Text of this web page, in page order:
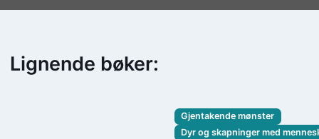
Lignende bøker:
Gjentakende mønster
Dyr og skapninger med